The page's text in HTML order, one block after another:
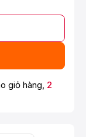
giỏ hàng, 2